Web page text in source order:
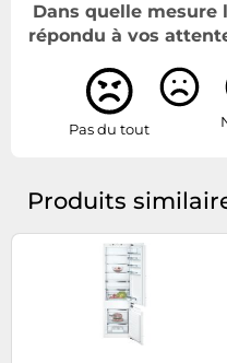
Réfrigérateur
Lumière intérieure
du réfrigérateur
Option de
Range-bouteilles
Compartiment à
Dans quelle
répondu à vos
Pas du tout
Produits